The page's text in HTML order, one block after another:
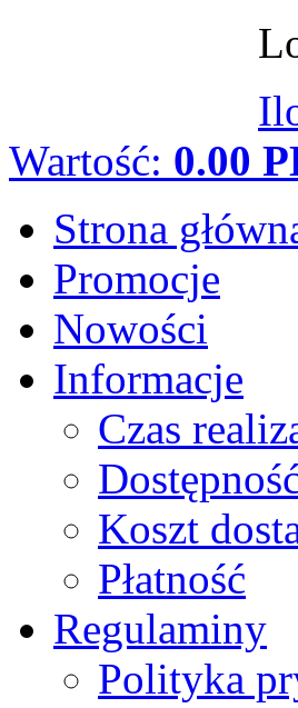
Wartość: 0.00
Strona
Promocje
Nowości
Informacje
Czas
Koszt
Płatność
Regulaminy
Polityka